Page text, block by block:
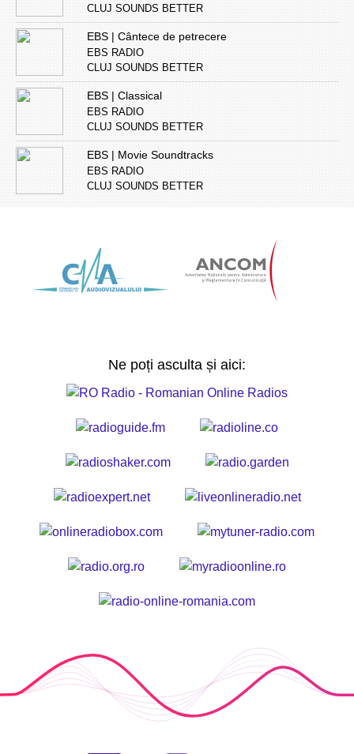
CLUJ SOUNDS BETTER
EBS | Cântece de petrecere
EBS RADIO
CLUJ SOUNDS BETTER
EBS | Classical
EBS RADIO
CLUJ SOUNDS BETTER
EBS | Movie Soundtracks
EBS RADIO
CLUJ SOUNDS BETTER
Ne poți asculta și aici: